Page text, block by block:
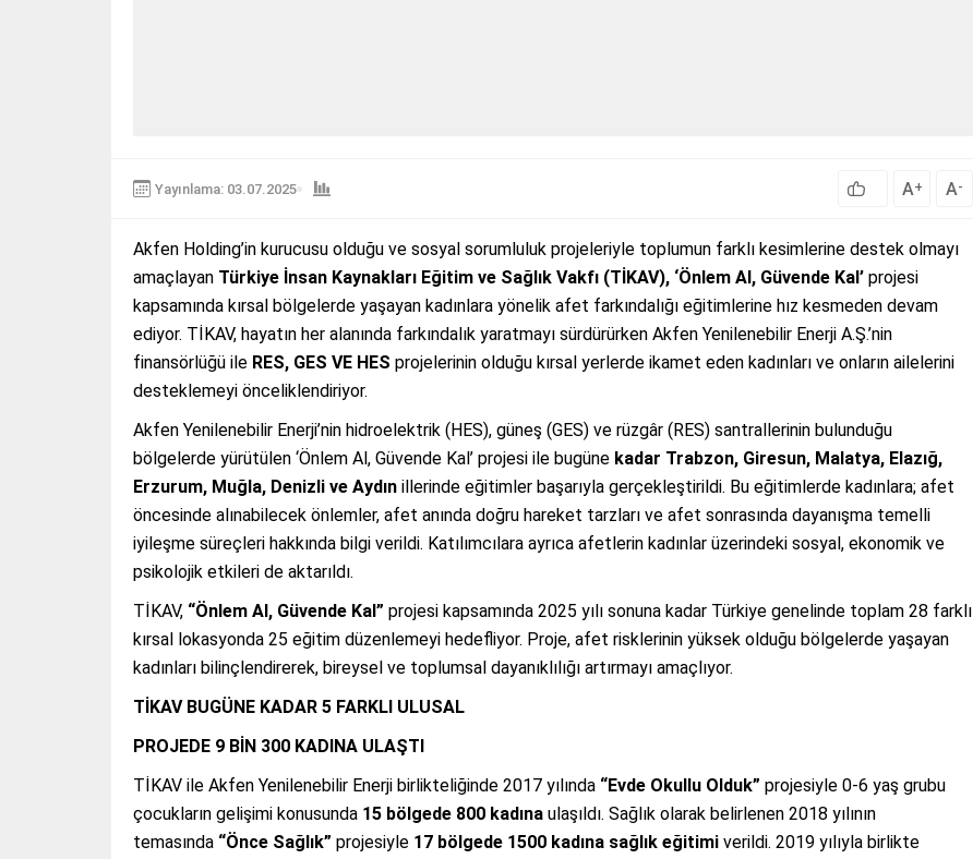
Yayınlama: 03.07.2025 A+ A-
Akfen Holding’in kurucusu olduğu ve sosyal sorumluluk projeleriyle toplumun farklı kesimlerine destek olmayı
amaçlayan Türkiye İnsan Kaynakları Eğitim ve Sağlık Vakfı (TİKAV), ‘Önlem Al, Güvende Kal’ projesi
kapsamında kırsal bölgelerde yaşayan kadınlara yönelik afet farkındalığı eğitimlerine hız kesmeden devam
ediyor. TİKAV, hayatın her alanında farkındalık yaratmayı sürdürürken Akfen Yenilenebilir Enerji A.Ş.’nin
finansörlüğü ile RES, GES VE HES projelerinin olduğu kırsal yerlerde ikamet eden kadınları ve onların ailelerini
desteklemeyi önceliklendiriyor.
Akfen Yenilenebilir Enerji’nin hidroelektrik (HES), güneş (GES) ve rüzgâr (RES) santrallerinin bulunduğu
bölgelerde yürütülen ‘Önlem Al, Güvende Kal’ projesi ile bugüne kadar Trabzon, Giresun, Malatya, Elazığ,
Erzurum, Muğla, Denizli ve Aydın illerinde eğitimler başarıyla gerçekleştirildi. Bu eğitimlerde kadınlara; afet
öncesinde alınabilecek önlemler, afet anında doğru hareket tarzları ve afet sonrasında dayanışma temelli
iyileşme süreçleri hakkında bilgi verildi. Katılımcılara ayrıca afetlerin kadınlar üzerindeki sosyal, ekonomik ve
psikolojik etkileri de aktarıldı.
TİKAV, “Önlem Al, Güvende Kal” projesi kapsamında 2025 yılı sonuna kadar Türkiye genelinde toplam 28 farklı
kırsal lokasyonda 25 eğitim düzenlemeyi hedefliyor. Proje, afet risklerinin yüksek olduğu bölgelerde yaşayan
kadınları bilinçlendirerek, bireysel ve toplumsal dayanıklılığı artırmayı amaçlıyor.
TİKAV BUGÜNE KADAR 5 FARKLI ULUSAL
PROJEDE 9 BİN 300 KADINA ULAŞTI
TİKAV ile Akfen Yenilenebilir Enerji birlikteliğinde 2017 yılında “Evde Okullu Olduk” projesiyle 0-6 yaş grubu
çocukların gelişimi konusunda 15 bölgede 800 kadına ulaşıldı. Sağlık olarak belirlenen 2018 yılının
temasında “Önce Sağlık” projesiyle 17 bölgede 1500 kadına sağlık eğitimi verildi. 2019 yılıyla birlikte